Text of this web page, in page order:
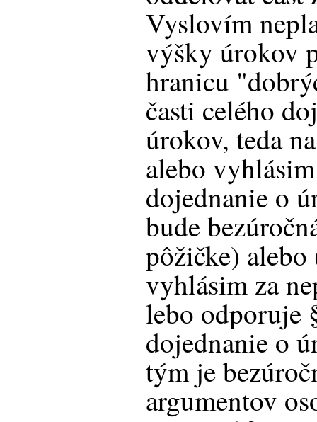
Vyslovím
výšky úrokov
hranicu
časti celého
úrokov, teda
alebo
dojednanie o
bude
pôžičke) alebo
vyhlásim za
lebo odporuje
dojednanie o
tým je
argumentov